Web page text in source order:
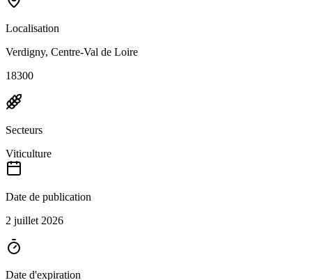
Localisation
Verdigny, Centre-Val de Loire
18300
Secteurs
Viticulture
Date de publication
2 juillet 2026
Date d'expiration